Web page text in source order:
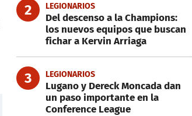
2 LEGIONARIOS
Del descenso a la Champions:
los nuevos equipos que buscan
fichar a Kervin Arriaga
3 LEGIONARIOS
Lugano y Dereck Moncada dan
un paso importante en la
Conference League